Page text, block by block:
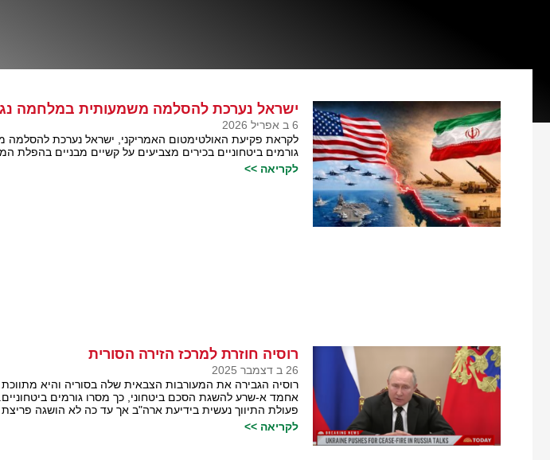
ישראל נערכת להסלמה משמעותית במלחמה
6 ב אפריל 2026
לקראת פקיעת האולטימטום האמריקני, ישראל נערכת
גורמים ביטחוניים בכירים מצביעים על קשיים מבניים בהפלת
לקריאה >>
רוסיה חוזרת למרכז הזירה הסורית
26 ב דצמבר 2025
רוסיה הגבירה את המעורבות הצבאית שלה בסוריה והיא
אחמד א-שרע להשגת הסכם ביטחוני, כך מסרו גורמים ביטחוניים.
פעולת התיווך נעשית בידיעת ארה"ב אך עד כה לא הושגה
לקריאה >>